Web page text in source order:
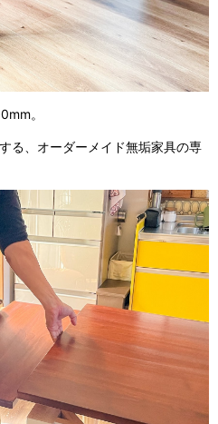
。
る、オーダーメイド無垢家具の専